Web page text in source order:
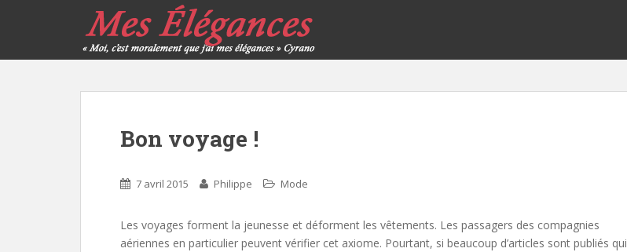
Bon voyage !
7 avril 2015 Philippe Mode
Les voyages forment la jeunesse et déforment les vêtements. Les passagers des compagnies
aériennes en particulier peuvent vérifier cet axiome. Pourtant, si beaucoup d’articles sont publiés qui